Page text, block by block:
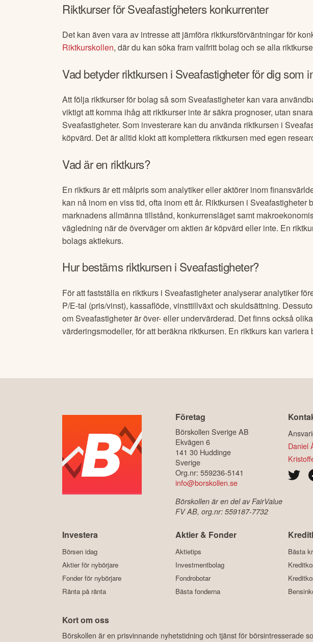
Riktkurser förSveafastigheters konkurrenter
Det kan även vara av intresse att jämföra riktkursförväntningar för
Riktkurskollen, där du kan söka fram valfritt bolag och se alla
Vad betyder riktkursen i Sveafastigheterför dig som
Att följa riktkurser för bolag så somSveafastigheter kan vara
viktigt att komma ihåg att riktkurser inte är säkra prognoser, utan
Sveafastigheter. Som investerare kan du använda riktkursen i
köpvärd. Det är alltid klokt att komplettera riktkursen med egen
Vad är en riktkurs?
En riktkurs är ett målpris som analytiker eller aktörer inom
kan nå inom en viss tid, ofta inom ett år. Riktkursen i Sveafastigheter
marknadens allmänna tillstånd, konkurrensläget samt
vägledning när de överväger om aktien är köpvärd eller inte. En
bolags aktiekurs.
Hur bestäms riktkursen i Sveafastigheter?
För att fastställa en riktkurs i Sveafastigheteranalyserar analytiker
P/E-tal (pris/vinst), kassaflöde, vinsttillväxt och skuldsättning.
omSveafastigheterär över- eller undervärderad. Det finns också
värderingsmodeller, för att beräkna riktkursen. En riktkurs kan
Företag
Börskollen Sverige AB
Ekvägen 6
141 30 Huddinge
Sverige
Org.nr: 559236-5141
info@borskollen.se
Börskollen är en del av FairValue
FV AB, org.nr: 559187-7732
Daniel
Investera
Börsen idag
Aktier för nybörjare
Fonder för nybörjare
Ränta på ränta
Aktier & Fonder
Aktietips
Investmentbolag
Fondrobotar
Bästa fonderna
Bästa
Kort om oss
Börskollen är en prisvinnande nyhetstidning och tjänst för börsintresserade